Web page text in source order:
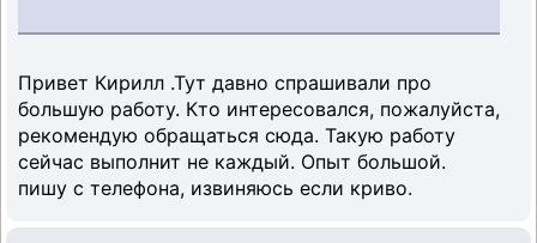
Привет Кирилл .Тут давно спрашивали про
большую работу. Кто интересовался, пожалуйста,
рекомендую обращаться сюда. Такую работу
сейчас выполнит не каждый. Опыт большой.
пишу с телефона, извиняюсь если криво.